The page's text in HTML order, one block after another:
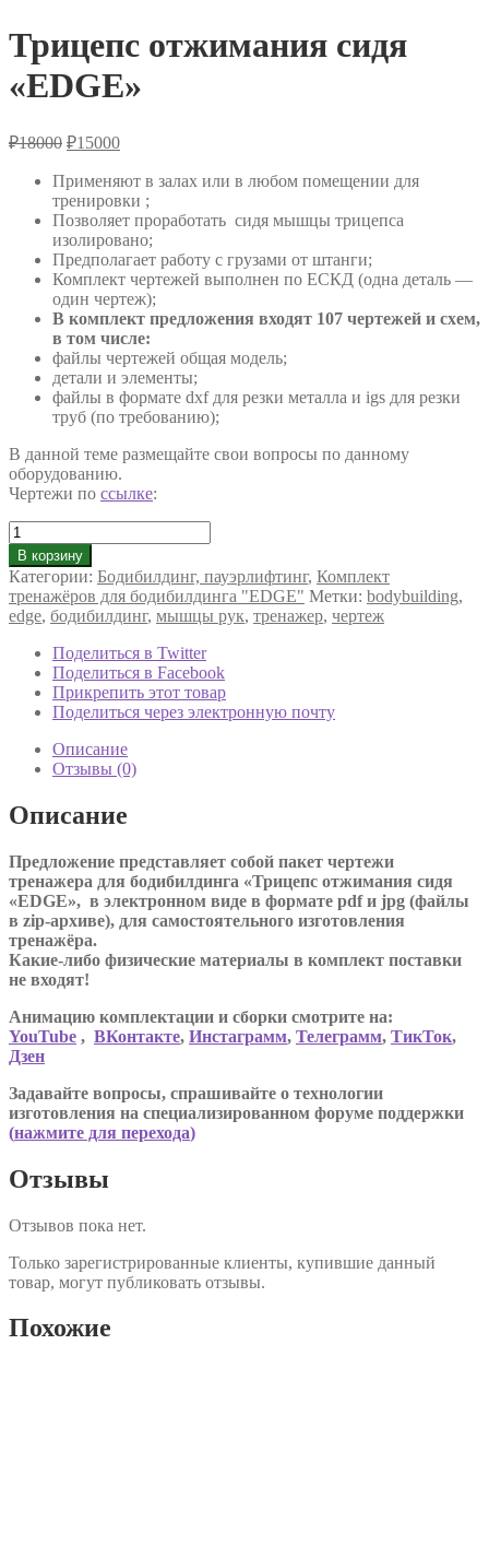
Трицепс отжимания сидя
«EDGE»
₽18000 Первоначальная
составляла
₽18000.
₽15000Текущая
₽15000.
Применяют в залах или в любом помещении для
тренировки ;
Позволяет проработать сидя мышцы трицепса
изолировано;
Предполагает работу с грузами от штанги;
Комплект чертежей выполнен по ЕСКД (одна деталь —
один чертеж);
В комплект предложения входят 107 чертежей и схем,
в том числе:
файлы чертежей общая модель;
детали и элементы;
файлы в формате dxf для резки металла и igs для резки
труб (по требованию);
В данной теме размещайте свои вопросы по данному
оборудованию.
Чертежи по ссылке:
Количество
товара
Трицепс
отжимания
сидя
"EDGE"
В корзину
Категории: Бодибилдинг, пауэрлифтинг, Комплект
тренажёров для бодибилдинга "EDGE" Метки: bodybuilding,
edge, бодибилдинг, мышцы рук, тренажер, чертеж
Поделиться в Twitter
Поделиться в Facebook
Прикрепить этот товар
Поделиться через электронную почту
Описание
Отзывы (0)
Описание
Предложение представляет собой пакет чертежи
тренажера для бодибилдинга «Трицепс отжимания сидя
«EDGE», в электронном виде в формате pdf и jpg (файлы
в zip-архиве), для самостоятельного изготовления
тренажёра.
Какие-либо физические материалы в комплект поставки
не входят!
Анимацию комплектации и сборки смотрите на:
YouTube , ВКонтакте, Инстаграмм, Телеграмм, ТикТок,
Дзен
Задавайте вопросы, спрашивайте о технологии
изготовления на специализированном форуме поддержки
(нажмите для перехода)
Отзывы
Отзывов пока нет.
Только зарегистрированные клиенты, купившие данный
товар, могут публиковать отзывы.
Похожие